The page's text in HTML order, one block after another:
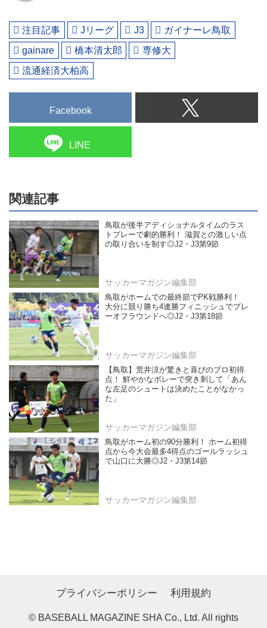
注目記事 Jリーグ J3
ガイナーレ鳥取
gainare
橋本清太郎
専修大
流通経済大柏高
Facebook
LINE
関連記事
鳥取が後半アディショナルタイムのラス
トプレーで劇的勝利！ 滋賀との激しい点
の取り合いを制す◎J2・J3第9節
サッカーマガジン編集部
鳥取がホームでの最終節でPK戦勝利！
大分に競り勝ち4連勝フィニッシュでプレ
ーオフラウンドへ◎J2・J3第18節
サッカーマガジン編集部
【鳥取】荒井涼が驚きと喜びのプロ初得
点！ 鮮やかなボレーで突き刺して「あん
な左足のシュートは決めたことがなかっ
た」
サッカーマガジン編集部
鳥取がホーム初の90分勝利！ ホーム初得
点から今大会最多4得点のゴールラッシュ
で山口に大勝◎J2・J3第14節
サッカーマガジン編集部
プライバシーポリシー 利用規約
© BASEBALL MAGAZINE SHA Co., Ltd. All rights